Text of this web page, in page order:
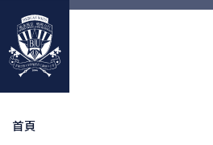
內
導
首頁